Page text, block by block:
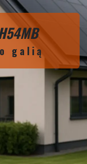
g a l i ą